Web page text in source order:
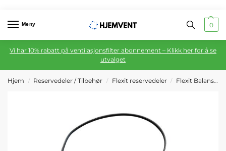
Meny 0
Vi har 10% rabatt på ventilasjonsfilter abonnement – Klikk her for å se
utvalget
Hjem / Reservedeler / Tilbehør / Flexit reservedeler / Flexit Balansert ventilasjon